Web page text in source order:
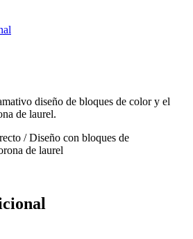
diseño de bloques de color y el
de laurel.
/ Diseño con bloques de
de laurel